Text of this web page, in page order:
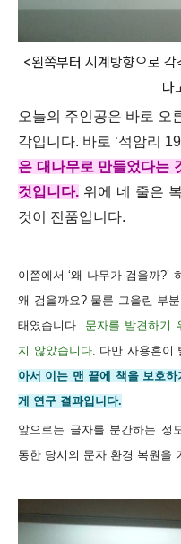
<왼쪽부터 시계방향으로
다
오늘의 주인공은 바로 오
각입니다. 바로 ‘석암리
은 대나무로 만들었다는
것입니다. 위에 네 줄은
것이 진품입니다.
이쯤에서 ‘왜 나무가 검을까?’
왜 검을까요? 물론 그을린 부
태였습니다. 문자를 발견하기
지 않았습니다. 다만 사용흔이
아서 이는 맨 끝에 책을 보호
게 연구 결과입니다.
앞으로는 글자를 분간하는 정
통한 당시의 문자 환경 복원을